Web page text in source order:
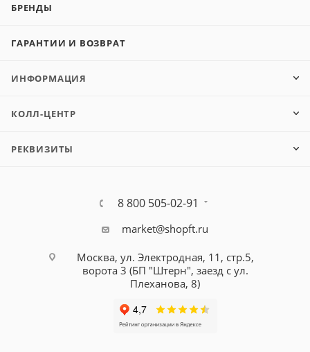
БРЕНДЫ
ГАРАНТИИ И ВОЗВРАТ
ИНФОРМАЦИЯ
КОЛЛ-ЦЕНТР
РЕКВИЗИТЫ
8 800 505-02-91
market@shopft.ru
Москва, ул. Электродная, 11, стр.5,
ворота 3 (БП "Штерн", заезд с ул.
Плеханова, 8)